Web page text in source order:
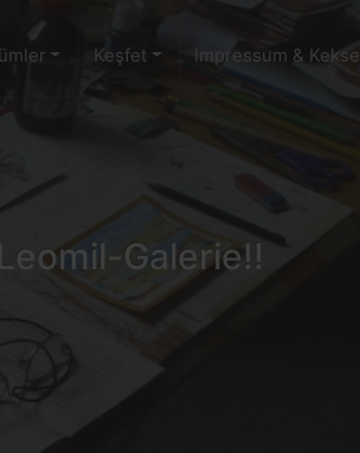
Keşfet Impressum & Kekse
Galerie!!